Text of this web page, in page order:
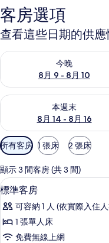
客房選項
查看這些日期的供應
今晚
8月 9 - 8月 10
查看今晚 (8月 9 - 8月 10)
本週末
8月 14 - 8月 16
查看本週末 (8月 14 - 8月
可
用
的
客
房
篩
選
條
所有客房 1 張床 2 張床
顯示 3 間客房 (共 3 間)
顯
示
標
準
5
標準客房
可容納 1 人 (依實際入住
1 張單人床
免費無線上網